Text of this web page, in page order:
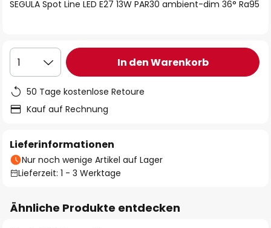
SEGULA Spot Line LED E27 13W PAR30 ambient-dim 36° Ra95
1 In den Warenkorb
50 Tage kostenlose Retoure
Kauf auf Rechnung
Lieferinformationen
Nur noch wenige Artikel auf Lager
Lieferzeit: 1 - 3 Werktage
Ähnliche Produkte entdecken